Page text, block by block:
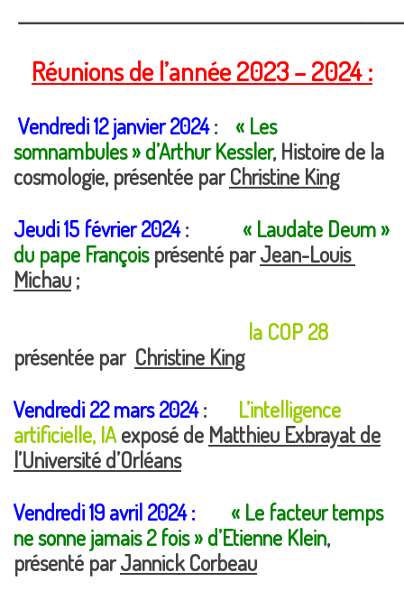
Réunions de l’année 2023 – 2024 :
Vendredi 12 janvier 2024: « Les
somnambules » d’Arthur Kessler, Histoire de la
cosmologie, présentée parChristine King
Jeudi 15 février 2024: « Laudate Deum »
du pape Françoisprésenté parJean-Louis
Michau;
la COP 28
présentée par Christine King
Vendredi 22 mars 2024: L’intelligence
artificielle, IAexposé de Matthieu Exbrayat de
l’Université d’Orléans
Vendredi 19 avril 2024 :
« Le facteur temps
ne sonne jamais 2 fois » d’Etienne Klein,
présenté parJannick Corbeau